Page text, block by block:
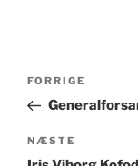
Forrige
indlæg
FORRIGE
Næste
indlæg
NÆSTE